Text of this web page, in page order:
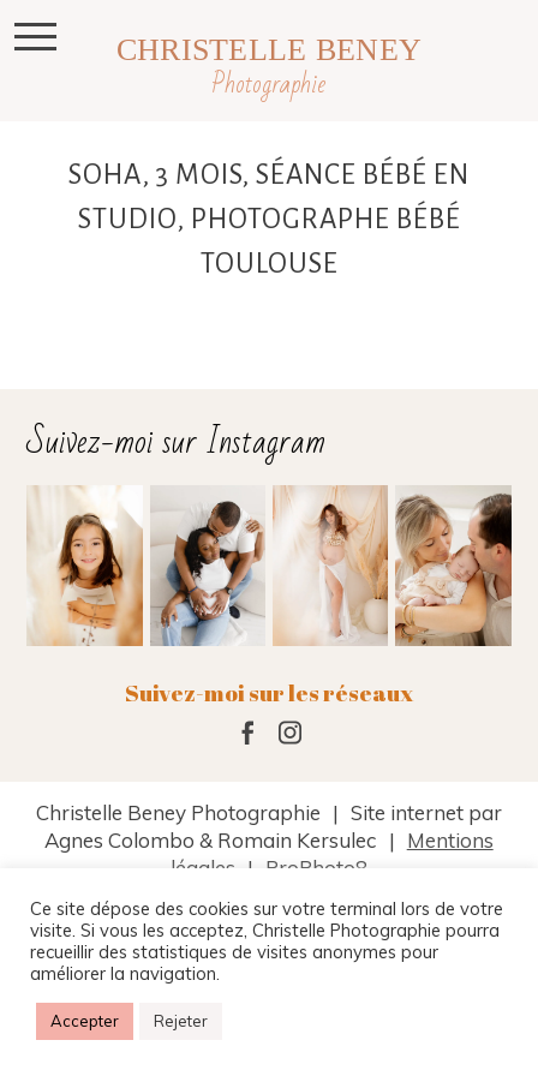
Photographie
CHRISTELLE BENEY
SOHA, 3 MOIS, SÉANCE BÉBÉ EN
STUDIO, PHOTOGRAPHE BÉBÉ
TOULOUSE
Suivez-moi sur Instagram
Suivez-moi sur les réseaux
Christelle Beney Photographie | Site internet par
Agnes Colombo & Romain Kersulec |
Mentions
légales | ProPhoto8
Ce site dépose des cookies sur votre terminal lors de votre
visite. Si vous les acceptez, Christelle Photographie pourra
recueillir des statistiques de visites anonymes pour
améliorer la navigation.
Accepter Rejeter